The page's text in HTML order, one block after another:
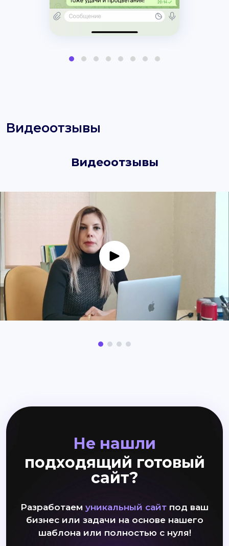
Видеоотзывы
Видеоотзывы
Не нашли
подходящий готовый
сайт?
Разработаем уникальный сайт под ваш
бизнес или задачи на основе нашего
шаблона или полностью с нуля!